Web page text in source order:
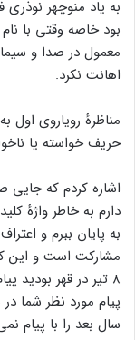
هر قدر ۵
به یاد منوچهر نوذری
بود خاصه وقتی با
اهانت نکرد.
حریف خواسته یا
اشاره کردم که
دارم به خاطر واژهٔ
به پایان ببرم و
۸ تیر در قهر